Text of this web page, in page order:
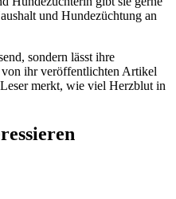
und Hundezüchtung an
sondern lässt ihre
ihr veröffentlichten Artikel
merkt, wie viel Herzblut in